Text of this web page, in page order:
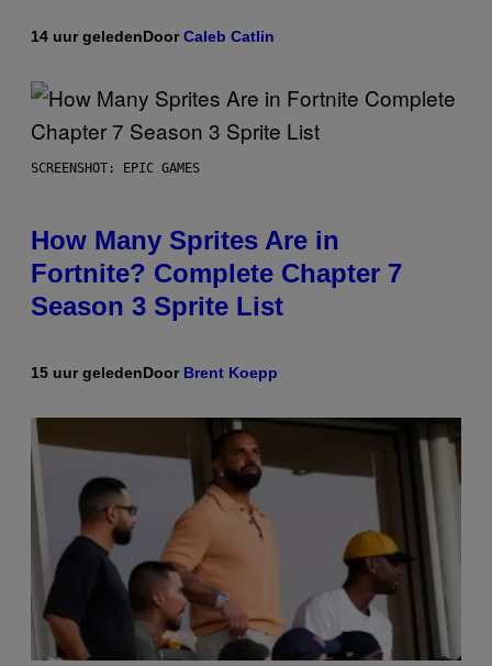
14 uur geledenDoorCaleb Catlin
SCREENSHOT: EPIC GAMES
How Many Sprites Are in
Fortnite? Complete Chapter 7
Season 3 Sprite List
15 uur geledenDoor Brent Koepp